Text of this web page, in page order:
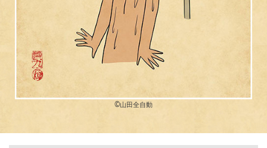
©︎山田全自動